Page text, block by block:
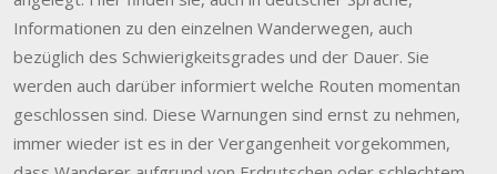
Informationen zu den einzelnen Wanderwegen, auch
bezüglich des Schwierigkeitsgrades und der Dauer. Sie
werden auch darüber informiert welche Routen momentan
geschlossen sind. Diese Warnungen sind ernst zu nehmen,
immer wieder ist es in der Vergangenheit vorgekommen,